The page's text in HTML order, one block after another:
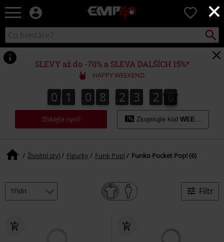
×
EMP
Hudba,
filmy
&
seriály,
Merch
pro
hráče,
Alternativní
móda
0
Katalog
vyhledávání
SLEVY až do -70% a SLEVA DALŠÍCH 15%*
HAPPY WEEKEND
0
0 1
1 0
0 8
8 2
2 3
3 2
3
2 5
6
5
7
6
Získejte nyní! Zkopírujte kód WEEKEND
Životní styl Figurky Funk Pop! Funko Pocket Pop! (6)
Filtr